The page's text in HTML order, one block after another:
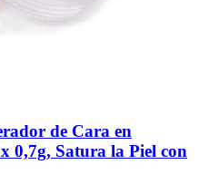
de Cara en
0,7g, Satura la Piel con